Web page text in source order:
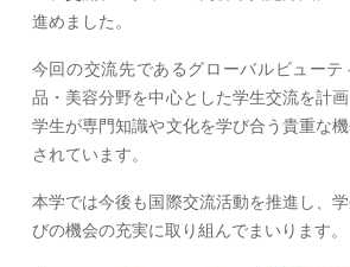
進めました。
今回の交流先であるグローバルビューテ
品・美容分野を中心とした学生交流を計
学生が専門知識や文化を学び合う貴重な
されています。
本学では今後も国際交流活動を推進し、
びの機会の充実に取り組んでまいります。